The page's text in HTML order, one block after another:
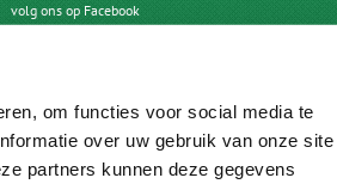
om functies voor social media te
over uw gebruik van onze site
partners kunnen deze gegevens
volg ons op Facebook